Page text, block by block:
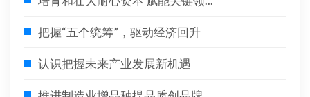
把握“五个统筹”，驱动经济回升
认识把握未来产业发展新机遇